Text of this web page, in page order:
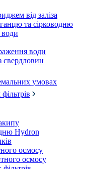
від заліза
та сірководню
води
води
свердловин
умовах
Hydron
осмосу
осмосу